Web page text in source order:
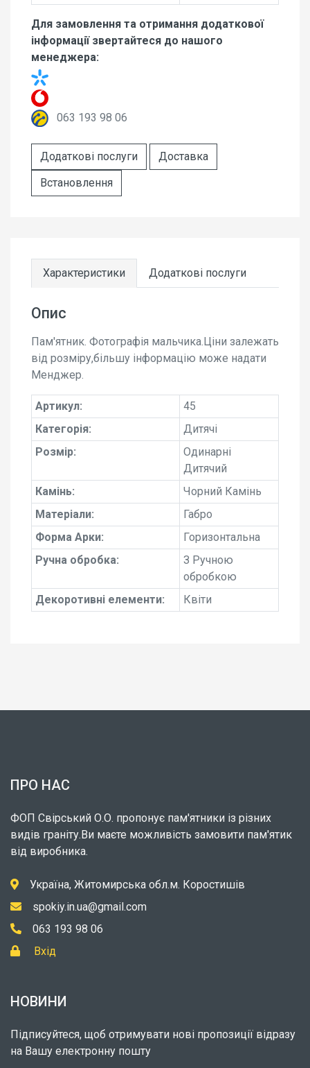
Для замовлення та отримання додаткової
інформації звертайтеся до нашого
менеджера:
063 193 98 06
Додаткові послуги
Доставка
Встановлення
Характеристики Додаткові послуги
Опис
Пам'ятник. Фотографія мальчика.Ціни залежать
від розміру,більшу інформацію може надати
Менджер.
Артикул:
45
Категорія:
Дитячі
Розмір:
Одинарні
Дитячий
Камінь:
Чорний Камінь
Матеріали:
Габро
Форма Арки:
Горизонтальна
Ручна обробка:
З Ручною
обробкою
Декоротивні елементи:
Квіти
ПРО НАС
ФОП Свірський О.О. пропонує пам'ятники із різних
видів граніту.Ви маєте можливість замовити пам'ятик
від виробника.
Україна, Житомирська обл.м. Коростишів
spokiy.in.ua@gmail.com
063 193 98 06
Вхід
НОВИНИ
Підписуйтеся, щоб отримувати нові пропозиції відразу
на Вашу електронну пошту